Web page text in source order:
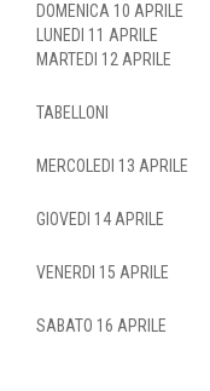
DOMENICA 10 APRILE
LUNEDI 11 APRILE
MARTEDI 12 APRILE
TABELLONI
MERCOLEDI 13 APRILE
GIOVEDI 14 APRILE
VENERDI 15 APRILE
SABATO 16 APRILE